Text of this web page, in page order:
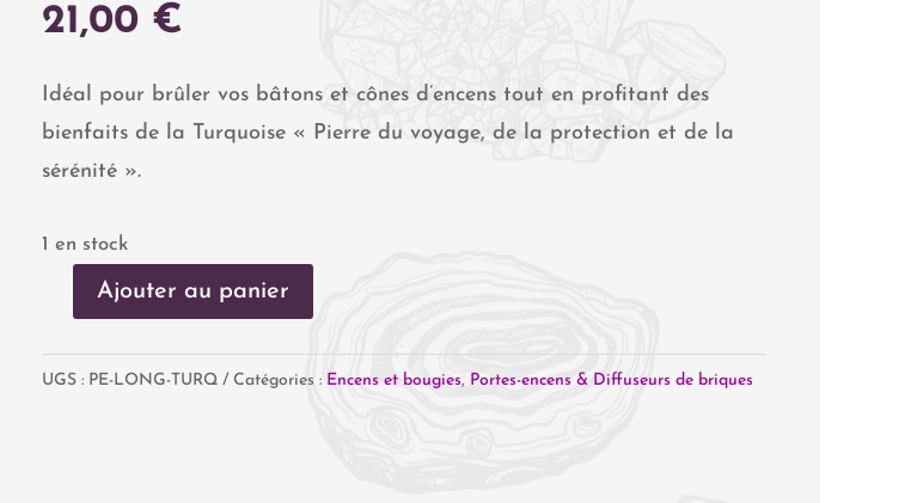
21,00 €
Idéal pour brûler vos bâtons et cônes d’encens tout en profitant des
bienfaits de la Turquoise « Pierre du voyage, de la protection et de la
sérénité ».
1 en stock
quantité
Porte
Ajouter au panier
UGS : PE-LONG-TURQ Catégories : Encens et bougies, Portes-encens & Diffuseurs de briques